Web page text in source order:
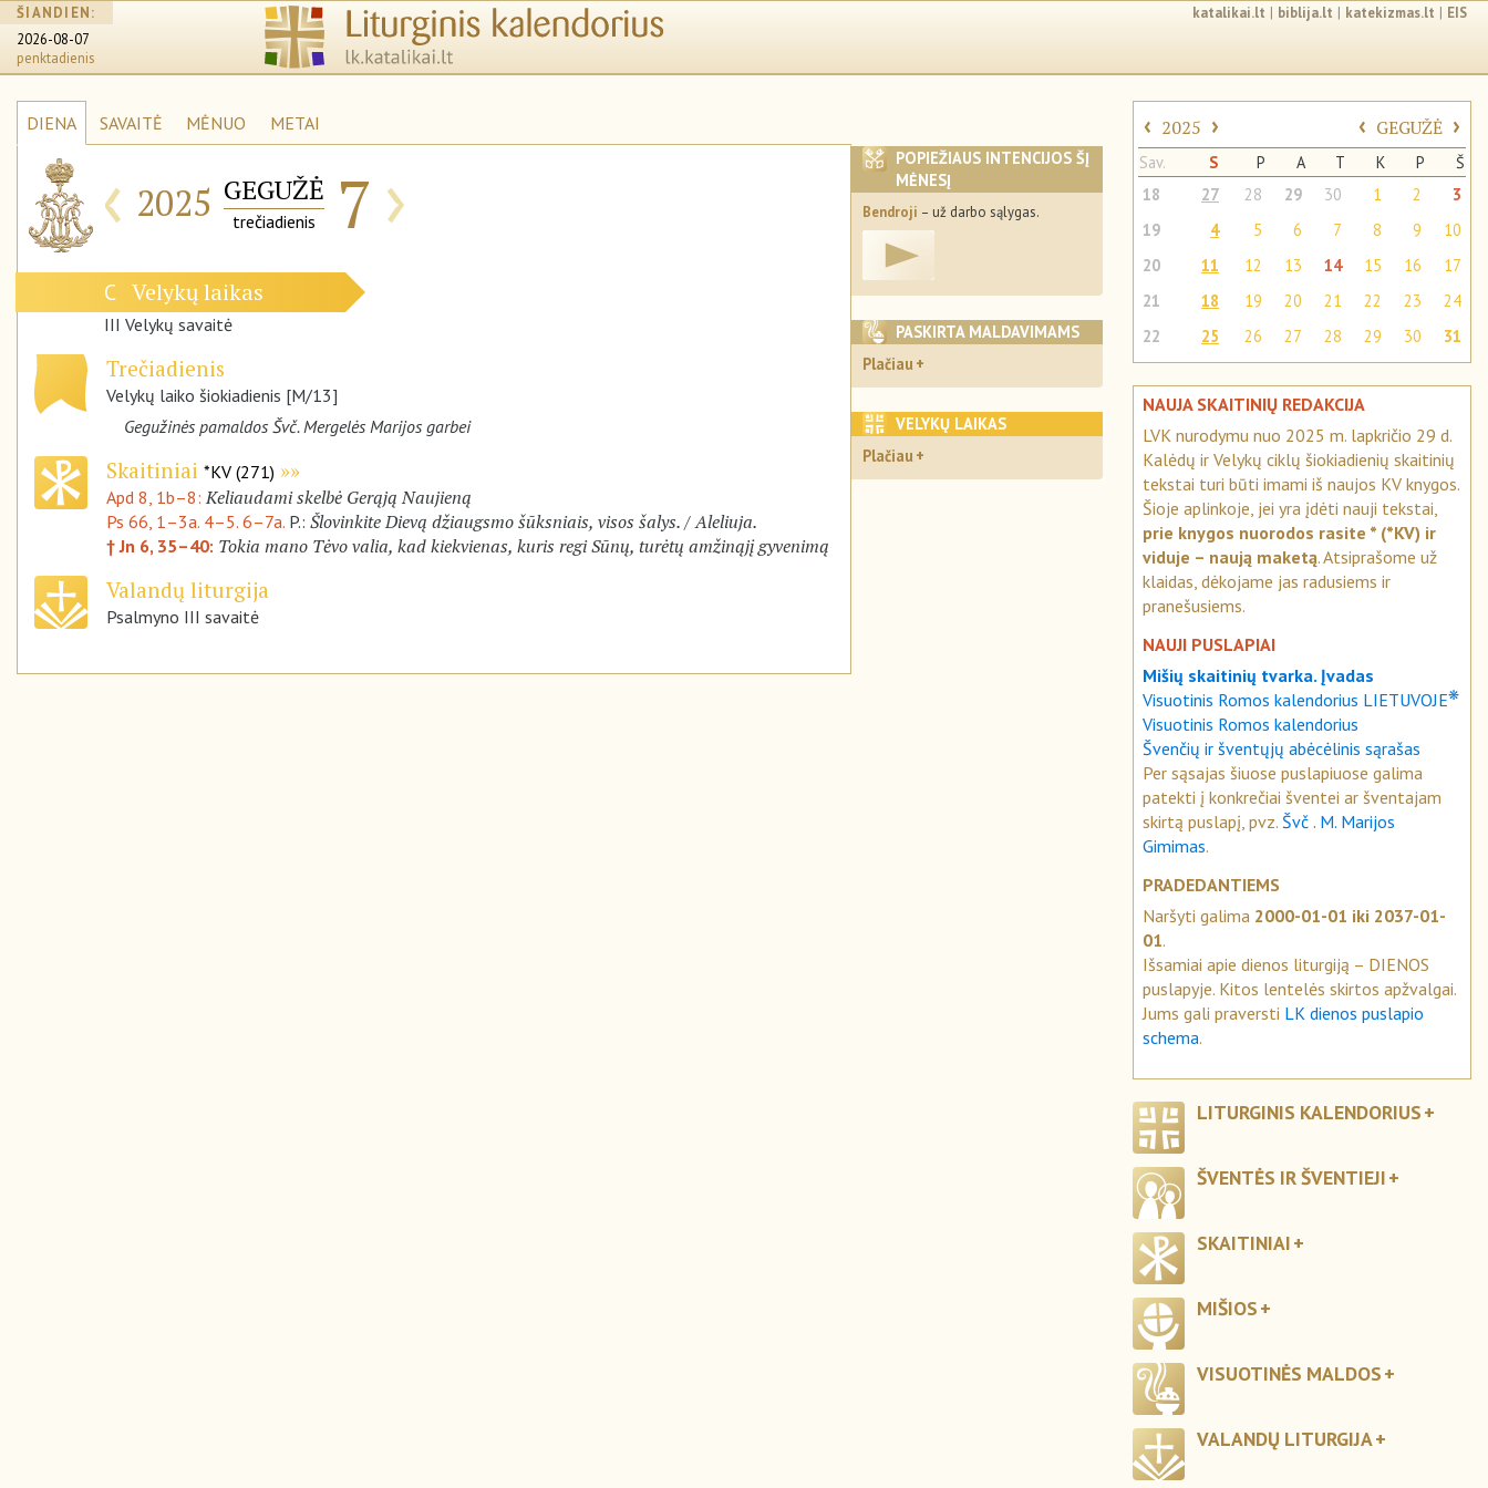
ŠIANDIEN:
2026-08-07
penktadienis
katalikai.lt | biblija.lt | katekizmas.lt | EIS
DIENA SAVAITĖ MĖNUO METAI
‹ 2025 GEGUŽĖ
trečiadienis 7 ›
C Velykų laikas
III Velykų savaitė
Trečiadienis
Velykų laiko šiokiadienis [M/13]
Gegužinės pamaldos Švč. Mergelės Marijos garbei
Skaitiniai *KV (271)
Apd 8, 1b–8: Keliaudami skelbė Gerąją Naujieną
Ps 66, 1–3a. 4–5. 6–7a. P.: Šlovinkite Dievą džiaugsmo šūksniais, visos šalys. / Aleliuja.
† Jn 6, 35–40: Tokia mano Tėvo valia, kad kiekvienas, kuris regi Sūnų, turėtų amžinąjį gyvenimą
Valandų liturgija
Psalmyno III savaitė
POPIEŽIAUS INTENCIJOS ŠĮ
MĖNESĮ
Bendroji – už darbo sąlygas.
PASKIRTA MALDAVIMAMS
Plačiau
VELYKŲ LAIKAS
Plačiau
‹ 2025 › ‹ GEGUŽĖ ›
Sav. S P A T K P
Š
18
27 28 29 30 1 2
3
19
4 5 6 7 8 9
10
20
11 12 13 14 15 16
17
21
18 19 20 21 22 23
24
22
25 26 27 28 29 30 31
NAUJA SKAITINIŲ REDAKCIJA
LVK nurodymu nuo 2025 m. lapkričio 29 d.
Kalėdų ir Velykų ciklų šiokiadienių skaitinių
tekstai turi būti imami iš naujos KV knygos.
Šioje aplinkoje, jei yra įdėti nauji tekstai,
prie knygos nuorodos rasite * (*KV) ir
viduje – naują maketą. Atsiprašome už
klaidas, dėkojame jas radusiems ir
pranešusiems.
NAUJI PUSLAPIAI
Mišių skaitinių tvarka. Įvadas
Visuotinis Romos kalendorius LIETUVOJE❋
Visuotinis Romos kalendorius
Švenčių ir šventųjų abėcėlinis sąrašas
Per sąsajas šiuose puslapiuose galima
patekti į konkrečiai šventei ar šventajam
skirtą puslapį, pvz. Švč . M. Marijos
Gimimas.
PRADEDANTIEMS
Naršyti galima 2000-01-01 iki 2037-01-
01.
Išsamiai apie dienos liturgiją – DIENOS
puslapyje. Kitos lentelės skirtos apžvalgai.
Jums gali praversti LK dienos puslapio
schema.
LITURGINIS KALENDORIUS
ŠVENTĖS IR ŠVENTIEJI
SKAITINIAI
MIŠIOS
VISUOTINĖS MALDOS
VALANDŲ LITURGIJA